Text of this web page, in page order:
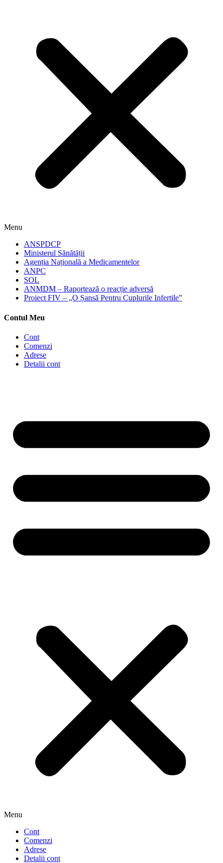
Menu
ANSPDCP
Ministerul Sănătății
Agenția Națională a Medicamentelor
ANPC
SOL
ANMDM – Raportează o reacție adversă
Proiect FIV – „O Șansă Pentru Cuplurile Infertile”
Contul Meu
Cont
Comenzi
Adrese
Detalii cont
Menu
Cont
Comenzi
Adrese
Detalii cont